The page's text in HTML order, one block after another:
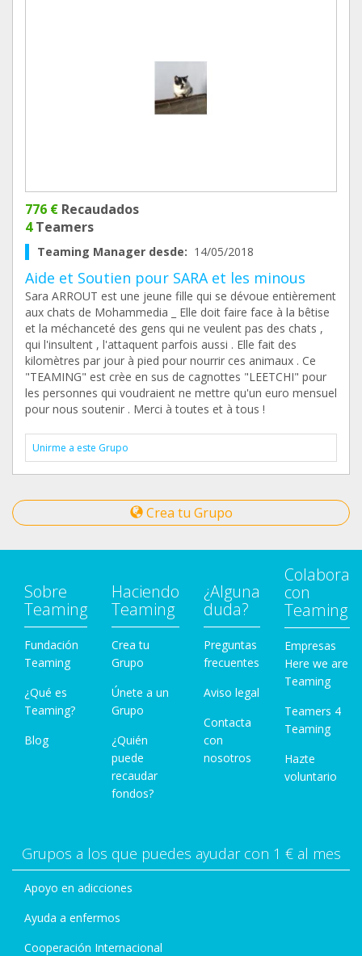
776 € Recaudados
4Teamers
Teaming Manager desde: 14/05/2018
Aide et Soutien pour SARA et les minous
Sara ARROUT est une jeune fille qui se dévoue entièrement
aux chats de Mohammedia _ Elle doit faire face à la bêtise
et la méchanceté des gens qui ne veulent pas des chats ,
qui l'insultent , l'attaquent parfois aussi . Elle fait des
kilomètres par jour à pied pour nourrir ces animaux . Ce
"TEAMING" est crèe en sus de cagnottes "LEETCHI" pour
les personnes qui voudraient ne mettre qu'un euro mensuel
pour nous soutenir . Merci à toutes et à tous !
Unirme a este Grupo
Crea tu Grupo
Sobre
Teaming
Fundación
Teaming
¿Qué es
Teaming?
Blog
Haciendo
Teaming
Crea tu
Grupo
Únete a un
Grupo
¿Quién
puede
recaudar
fondos?
¿Alguna
duda?
Preguntas
frecuentes
Aviso legal
Contacta
con
nosotros
Colabora
con
Teaming
Empresas
Here we are
Teaming
Teamers 4
Teaming
Hazte
voluntario
Grupos a los que puedes ayudar con 1 € al mes
Apoyo en adicciones
Ayuda a enfermos
Cooperación Internacional